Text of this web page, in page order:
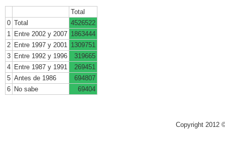
Total
0 Total
4526522
1
Entre 2002 y 2007 1863444
2 Entre 1997 y 2001
1309751
3 Entre 1992 y 1996
319665
4 Entre 1987 y 1991
269451
5 Antes de 1986
694807
6 No sabe 69404
Copyright 2012